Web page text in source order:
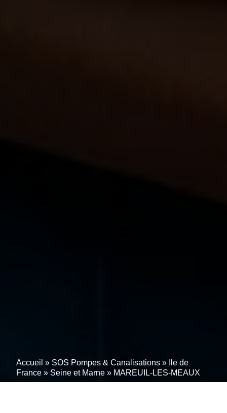
Accueil » SOS Pompes & Canalisations »
Ile de
France » Seine et Marne » MAREUIL-LES-MEAUX